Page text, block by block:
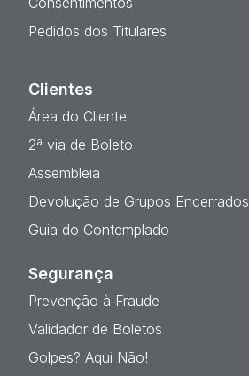
Pedidos dos Titulares
Clientes
Área do Cliente
2ª via de Boleto
Assembleia
Devolução de Grupos Encerrados
Guia do Contemplado
Segurança
Prevenção à Fraude
Validador de Boletos
Golpes? Aqui Não!